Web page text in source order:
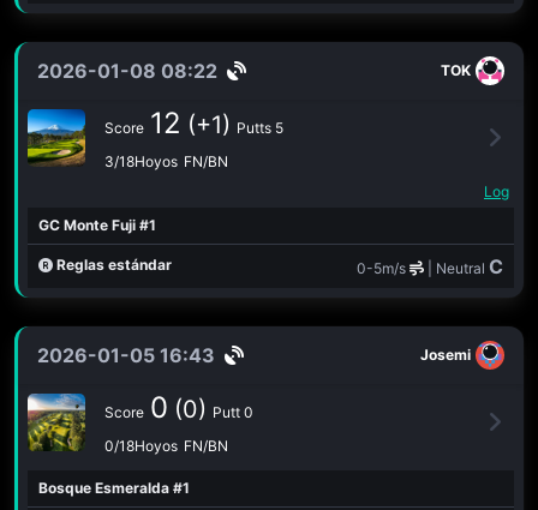
2026-01-08 08:22 TOK
Score 12 (+1) Putts 5
3/18Hoyos FN/BN
Log
GC Monte Fuji #1
Reglas estándar 0-5m/s | Neutral C
2026-01-05 16:43 Josemi
Score 0 (0) Putt 0
0/18Hoyos FN/BN
Bosque Esmeralda #1